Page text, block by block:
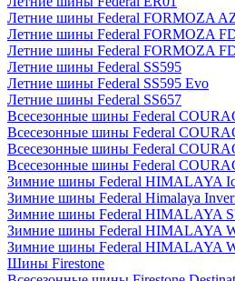
Летние шины Federal FORMOZA
Летние шины Federal FORMOZA
Летние шины Federal FORMOZA
Летние шины Federal SS595
Летние шины Federal SS595 Evo
Летние шины Federal SS657
Всесезонные шины Federal
Всесезонные шины Federal
Всесезонные шины Federal
Всесезонные шины Federal
Зимние шины Federal HIMALAYA
Зимние шины Federal Himalaya
Зимние шины Federal HIMALAYA
Зимние шины Federal HIMALAYA
Зимние шины Federal HIMALAYA
Шины Firestone